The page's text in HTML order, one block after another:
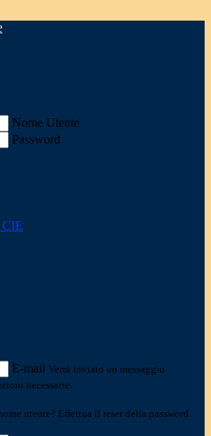
Nome Utente
Password
CIE
E-mail Verrà inviato un messaggio
necessarie.
utente? Effettua il reset della password